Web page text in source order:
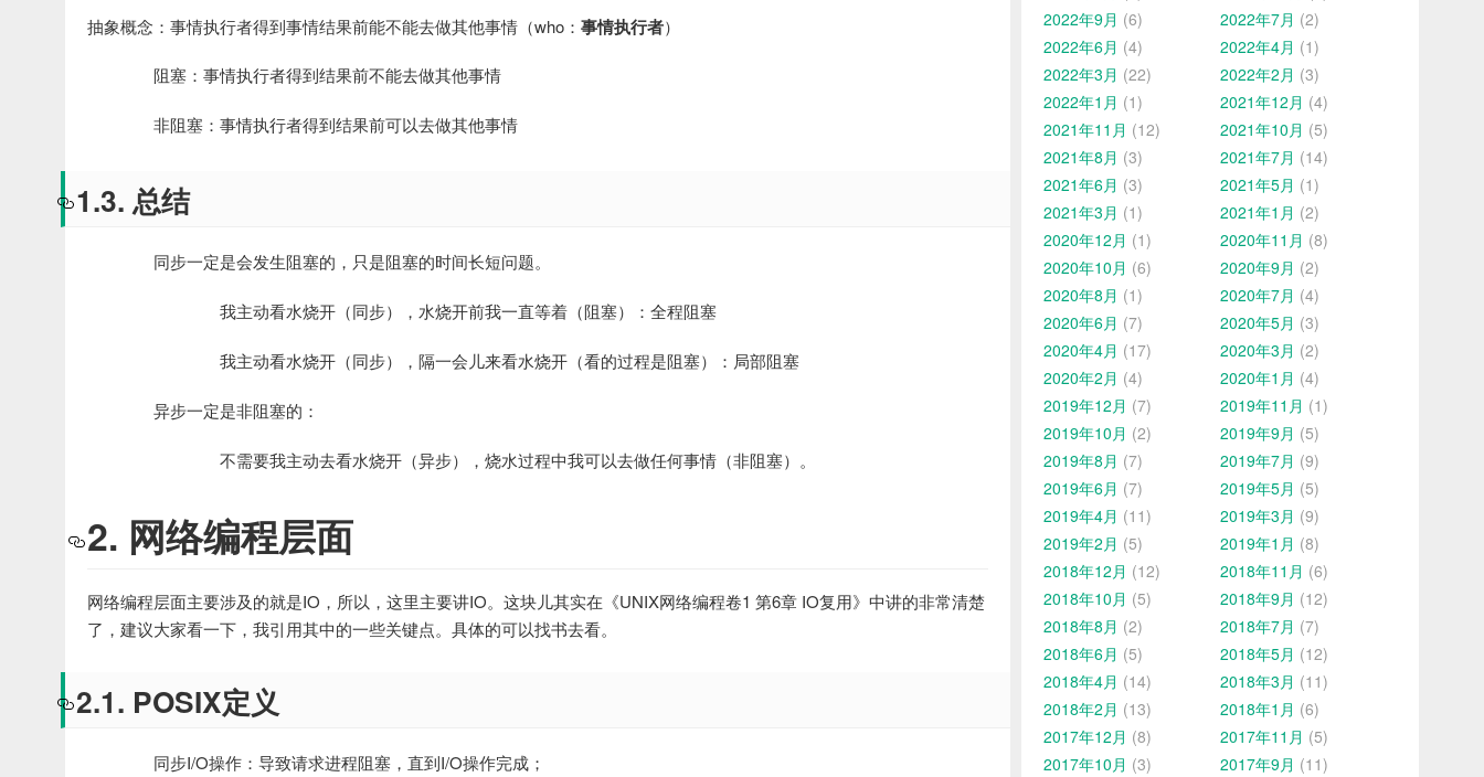
抽象概念：事情执行者得到事情结果前能不能去做其他事情（who： 事情执行者）
阻塞：事情执行者得到结果前不能去做其他事情
非阻塞：事情执行者得到结果前可以去做其他事情
1.3. 总结
同步一定是会发生阻塞的，只是阻塞的时间长短问题。
我主动看水烧开（同步），水烧开前我一直等着（阻塞）：全程阻塞
我主动看水烧开（同步），隔一会儿来看水烧开（看的过程是阻塞）：局部阻塞
异步一定是非阻塞的：
不需要我主动去看水烧开（异步），烧水过程中我可以去做任何事情（非阻塞）。
2. 网络编程层面
网络编程层面主要涉及的就是IO，所以，这里主要讲IO。这块儿其实在《UNIX网络编程卷1 第6章 IO复用》中讲的非常清楚
了，建议大家看一下，我引用其中的一些关键点。具体的可以找书去看。
2.1. POSIX定义
同步I/O操作：导致请求进程阻塞，直到I/O操作完成；
2022年9月 (6) 2022年7月 (2)
2022年6月 (4) 2022年4月 (1)
2022年3月 (22) 2022年2月 (3)
2022年1月 (1) 2021年12月 (4)
2021年11月 (12) 2021年10月 (5)
2021年8月 (3) 2021年7月 (14)
2021年6月 (3) 2021年5月 (1)
2021年3月 (1) 2021年1月 (2)
2020年12月 (1) 2020年11月 (8)
2020年10月 (6) 2020年9月 (2)
2020年8月 (1) 2020年7月 (4)
2020年6月 (7) 2020年5月 (3)
2020年4月 (17) 2020年3月 (2)
2020年2月 (4) 2020年1月 (4)
2019年12月 (7) 2019年11月 (1)
2019年10月 (2) 2019年9月 (5)
2019年8月 (7) 2019年7月 (9)
2019年6月 (7) 2019年5月 (5)
2019年4月 (11) 2019年3月 (9)
2019年2月 (5) 2019年1月 (8)
2018年12月 (12) 2018年11月 (6)
2018年10月 (5) 2018年9月 (12)
2018年8月 (2) 2018年7月 (7)
2018年6月 (5) 2018年5月 (12)
2018年4月 (14) 2018年3月 (11)
2018年2月 (13) 2018年1月 (6)
2017年12月 (8) 2017年11月 (5)
2017年10月 (3) 2017年9月 (11)